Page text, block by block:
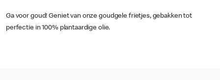
Ga voor goud! Geniet van onze goudgele frietjes, gebakken tot
perfectie in 100% plantaardige olie.